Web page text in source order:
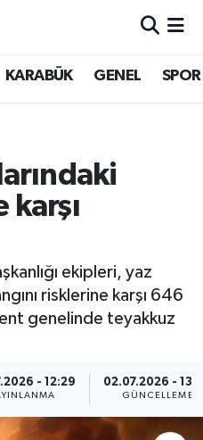
KARABÜK GENEL SPOR
karşı
ekipleri, yaz
risklerine karşı 646
genelinde teyakkuz
- 12:29 02.07.2026 -
GÜNCELLEME
ve Fikstür